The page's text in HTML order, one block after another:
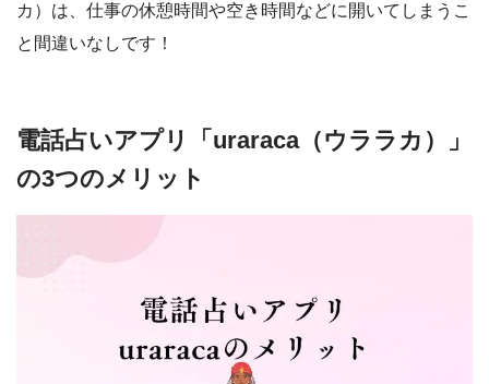
カ）は、仕事の休憩時間や空き時間などに開いてしまうこ
と間違いなしです！
電話占いアプリ「uraraca（ウララカ）」
の3つのメリット